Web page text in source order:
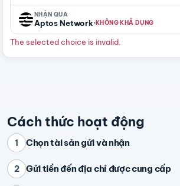
NHẬN QUA
Aptos Network·KHÔNG KHẢ DỤNG
The selected choice is invalid.
Cách thức hoạt động
1 Chọn tài sản gửi và nhận
2 Gửi tiền đến địa chỉ được cung cấp